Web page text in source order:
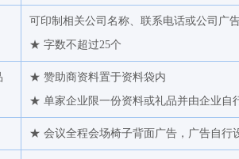
建投期货有限公司
杭实化工有限公司
经编供应链有限公司
大发化纤有限公司
货股份有限公司
可印制相关公司名称、联系电话或公司广
★ 字数不超过25个
★ 赞助商资料置于资料袋内
★ 单家企业限一份资料或礼品并由企业自
★ 会议全程会场椅子背面广告，广告自行